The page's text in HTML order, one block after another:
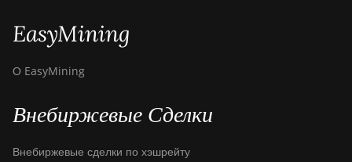
EasyMining
О EasyMining
Внебиржевые Сделки
Внебиржевые сделки по хэшрейту